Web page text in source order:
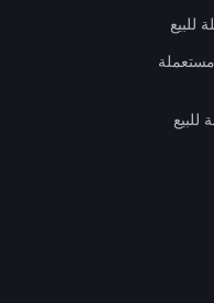
للبيع